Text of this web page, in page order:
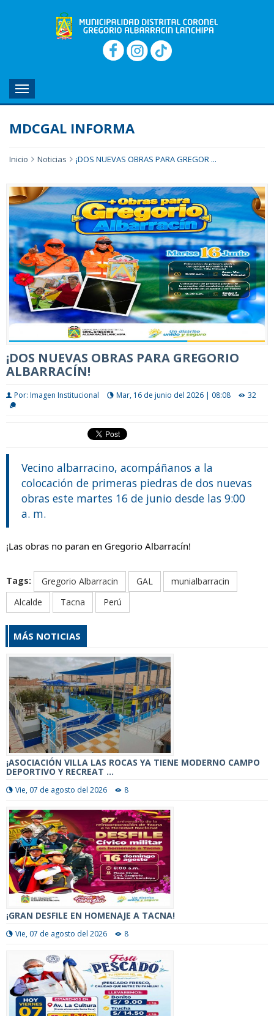
MENU
MDCGAL INFORMA
Inicio Noticias ¡DOS NUEVAS OBRAS PARA GREGOR ...
¡DOS NUEVAS OBRAS PARA GREGORIO
ALBARRACÍN!
Por: Imagen Institucional Mar, 16 de junio del 2026 | 08:08 32
Vecino albarracino, acompáñanos a la
colocación de primeras piedras de dos nuevas
obras este martes 16 de junio desde las 9:00
a. m.
¡Las obras no paran en Gregorio Albarracín!
Tags: Gregorio Albarracin GAL
munialbarracin
Alcalde
Tacna Perú
MÁS NOTICIAS
¡ASOCIACIÓN VILLA LAS ROCAS YA TIENE MODERNO CAMPO
DEPORTIVO Y RECREAT ...
Vie, 07 de agosto del 2026 8
¡GRAN DESFILE EN HOMENAJE A TACNA!
Vie, 07 de agosto del 2026 8